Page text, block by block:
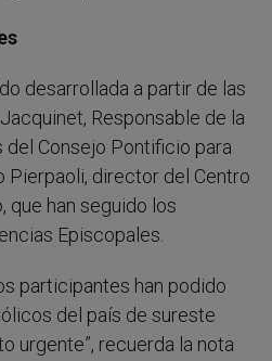
desarrollada a partir de las
Responsable de la
Consejo Pontificio para
Pierpaoli, director del Centro
que han seguido los
Episcopales.
participantes han podido
del país de sureste
urgente”, recuerda la nota